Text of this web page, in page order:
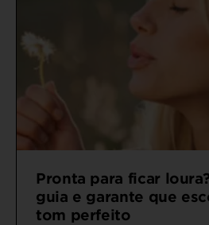
Pronta para ficar
guia e garante que
tom perfeito